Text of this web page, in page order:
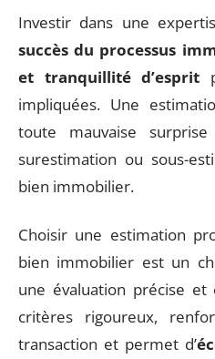
Investir dans une
succès du processus
et tranquillité d’esprit
impliquées. Une
toute mauvaise
surestimation ou sous-
bien immobilier.
Choisir une estimation
bien immobilier est un
une évaluation précise
critères rigoureux,
transaction et permet d’